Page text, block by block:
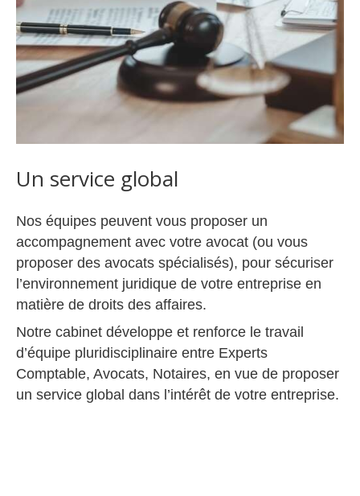
Un service global
Nos équipes peuvent vous proposer un
accompagnement avec votre avocat (ou vous
proposer des avocats spécialisés), pour sécuriser
l’environnement juridique de votre entreprise en
matière de droits des affaires.
Notre cabinet développe et renforce le travail
d’équipe pluridisciplinaire entre Experts
Comptable, Avocats, Notaires, en vue de proposer
un service global dans l’intérêt de votre entreprise.